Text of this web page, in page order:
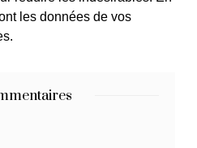
les données de vos
.